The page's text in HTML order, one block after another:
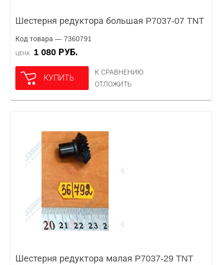
Шестерня редуктора большая P7037-07 TNT
Код товара — 7360791
ЦЕНА 1 080 РУБ.
КУПИТЬ
К СРАВНЕНИЮ
ОТЛОЖИТЬ
Шестерня редуктора малая P7037-29 TNT